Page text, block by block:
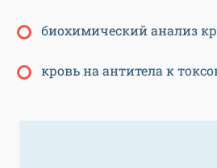
биохимический анализ
кровь на антитела к